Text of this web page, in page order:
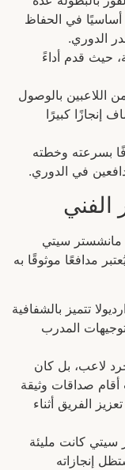
في الحفاظ
الدوري.
حيث قدم أداءً
اللاعبين بالوصول
إنجازًا كبيرًا
بسرعته وخطته
في الدوري.
الفني
مانشستر سيتي
مدافعًا موثوقًا به
تتميز بالشفافية
المدرب
لاعب، بل كان
صداقات وثيقة
الفريق أثناء
كانت مليئة
إنجازاته